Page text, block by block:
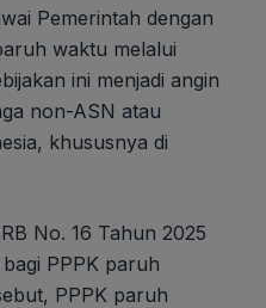
Pemerintah dengan
waktu melalui
ini menjadi angin
non-ASN atau
khususnya di
No. 16 Tahun 2025
PPPK paruh
PPPK paruh